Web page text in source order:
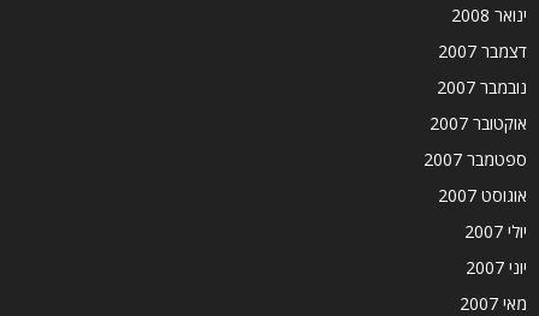
ינואר 2008
דצמבר 2007
נובמבר 2007
אוקטובר 2007
ספטמבר 2007
אוגוסט 2007
יולי 2007
יוני 2007
מאי 2007